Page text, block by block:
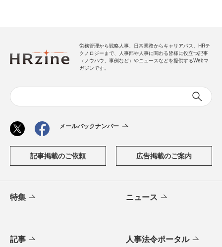
労務管理から戦略人事、日常業務からキャリアパス、HRテ
クノロジーまで、人事部や人事に関わる皆様に役立つ記事
（ノウハウ、事例など）やニュースなどを提供するWebマ
ガジンです。
メールバックナンバー
記事掲載のご依頼 広告掲載のご案内
特集 ニュース
記事 人事法令ポータル